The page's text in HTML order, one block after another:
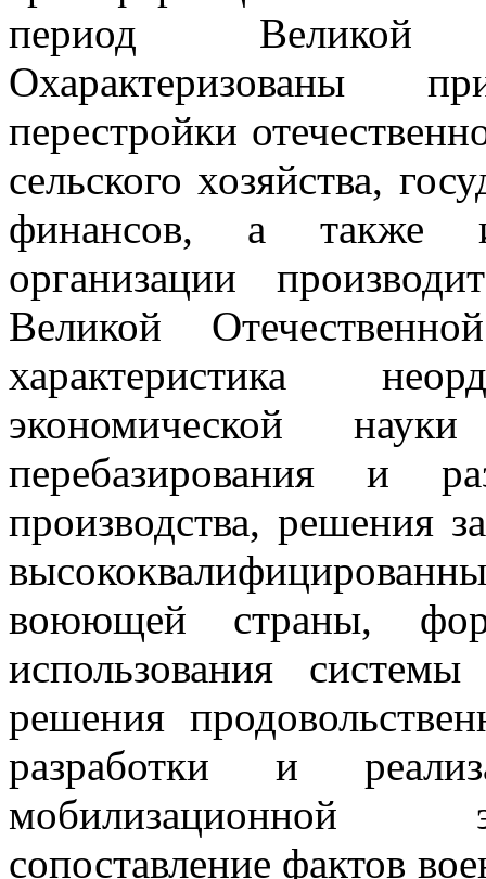
период Великой
Охарактеризованы
перестройки
сельского хозяйства,
финансов, а также
организации
Великой
характеристика
экономической
перебазирования и
производства, решения
воюющей страны,
использования системы
решения
разработки и
мобилизационной
сопоставление фактов